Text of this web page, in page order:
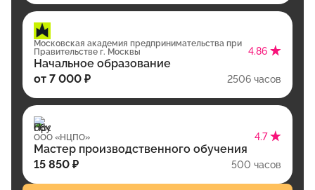
Московская академия предпринимательства при
Правительстве г. Москвы
4.86
Начальное образование
от 7 000 ₽
2506 часов
ООО «НЦПО» 4.7
Мастер производственного обучения
15 850 ₽
500 часов